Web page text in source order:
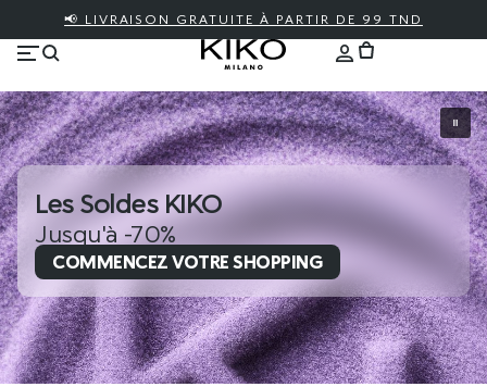
📢 LIVRAISON GRATUITE À PARTIR DE 99 TND
Les Soldes KIKO
Jusqu'à -70%
COMMENCEZ VOTRE SHOPPING